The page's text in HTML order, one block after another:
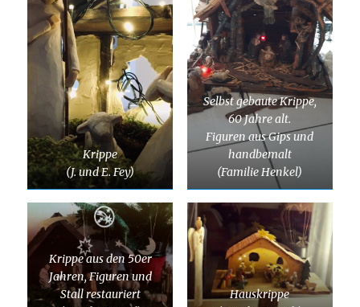
Krippe
(J. und E. Fey)
Selbst gebaute Krippe,
60 Jahre alt.
Figuren aus Gips und
handbemalt
(Familie Henkel)
Krippe aus den 50er
Jahren, Figuren und
Stall restauriert
Hauskrippe